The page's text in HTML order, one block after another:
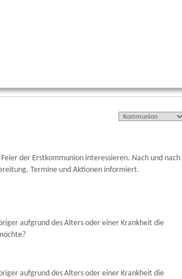
der Erstkommunion interessieren. Nach und nach
Termine und Aktionen informiert.
aufgrund des Alters oder einer Krankheit die
aufgrund des Alters oder einer Krankheit die